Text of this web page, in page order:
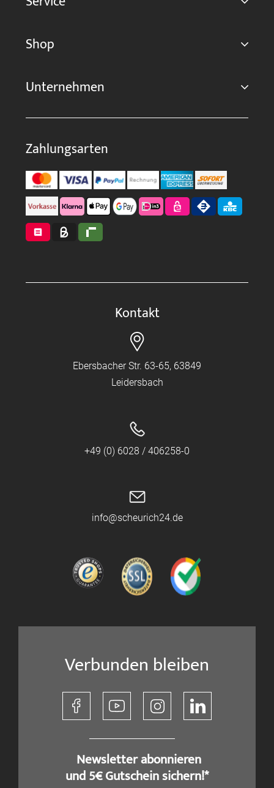
Shop
Unternehmen
Zahlungsarten
Kontakt
Ebersbacher Str. 63-65, 63849
Leidersbach
+49 (0) 6028 / 406258-0
info@scheurich24.de
Verbunden bleiben
​ Newsletter abonnieren
und 5€ Gutschein sichern!*